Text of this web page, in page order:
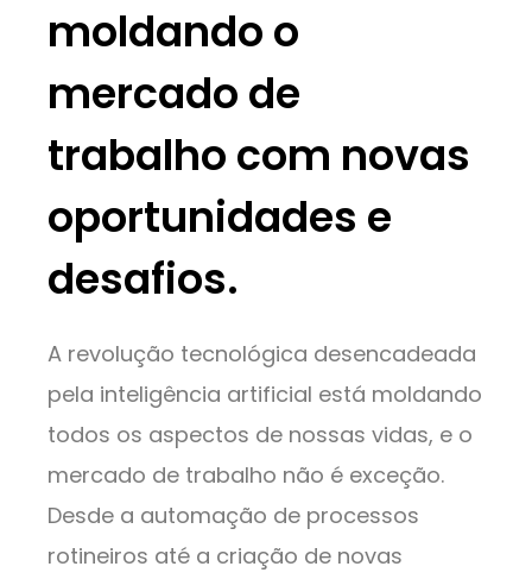
moldando o
mercado de
trabalho com novas
oportunidades e
desafios.
A revolução tecnológica desencadeada
pela inteligência artificial está moldando
todos os aspectos de nossas vidas, e o
mercado de trabalho não é exceção.
Desde a automação de processos
rotineiros até a criação de novas